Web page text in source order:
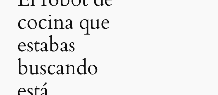
cocina que
estabas
buscando